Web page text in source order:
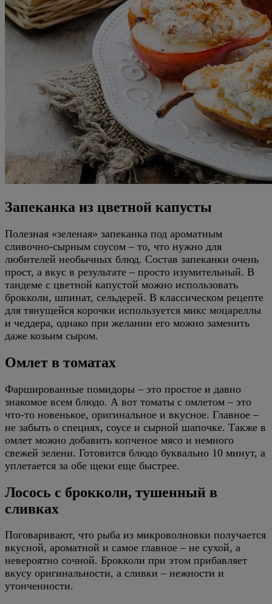
Запеканка из цветной капусты
Полезная «зеленая» запеканка под ароматным
сливочно-сырным соусом – то, что нужно для
любителей необычных блюд. Состав запеканки очень
прост, а вкус в результате – просто изумительный. В
тандеме с цветной капустой можно использовать
брокколи, шпинат, сельдерей. В классическом рецепте
для тянущейся корочки используется микс моцареллы
и чеддера, однако при желании его можно заменить
даже козьим сыром.
Омлет в томатах
Фаршированные помидоры – это простое и давно
знакомое всем блюдо. А вот томаты с омлетом – это
что-то новенькое, оригинальное и вкусное. Главное –
не забыть о специях, соусе и сырной шапочке. Также в
омлет можно добавить копченое мясо и немного
свежей зелени. Готовится блюдо буквально 10 минут, а
уплетается за обе щеки еще быстрее.
Лосось с брокколи, тушенный в
сливках
Поговаривают, что рыба из микроволновки получается
вкусной, ароматной и самое главное – не сухой, а
невероятно сочной. Брокколи при этом прибавляет
вкусу оригинальности, а сливки – нежности и
утонченности.